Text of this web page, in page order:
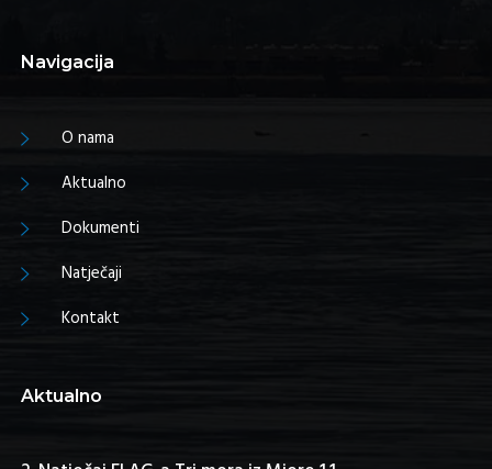
Navigacija
O nama
Aktualno
Dokumenti
Natječaji
Kontakt
Aktualno